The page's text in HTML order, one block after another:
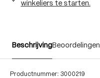
winkeliers te starten.
BeschrijvingBeoordelingen
Productnummer: 3000219